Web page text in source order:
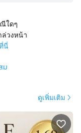
ใดๆ
ล่วงหน้า
นี่
ม
ดูเพิ่มเติม